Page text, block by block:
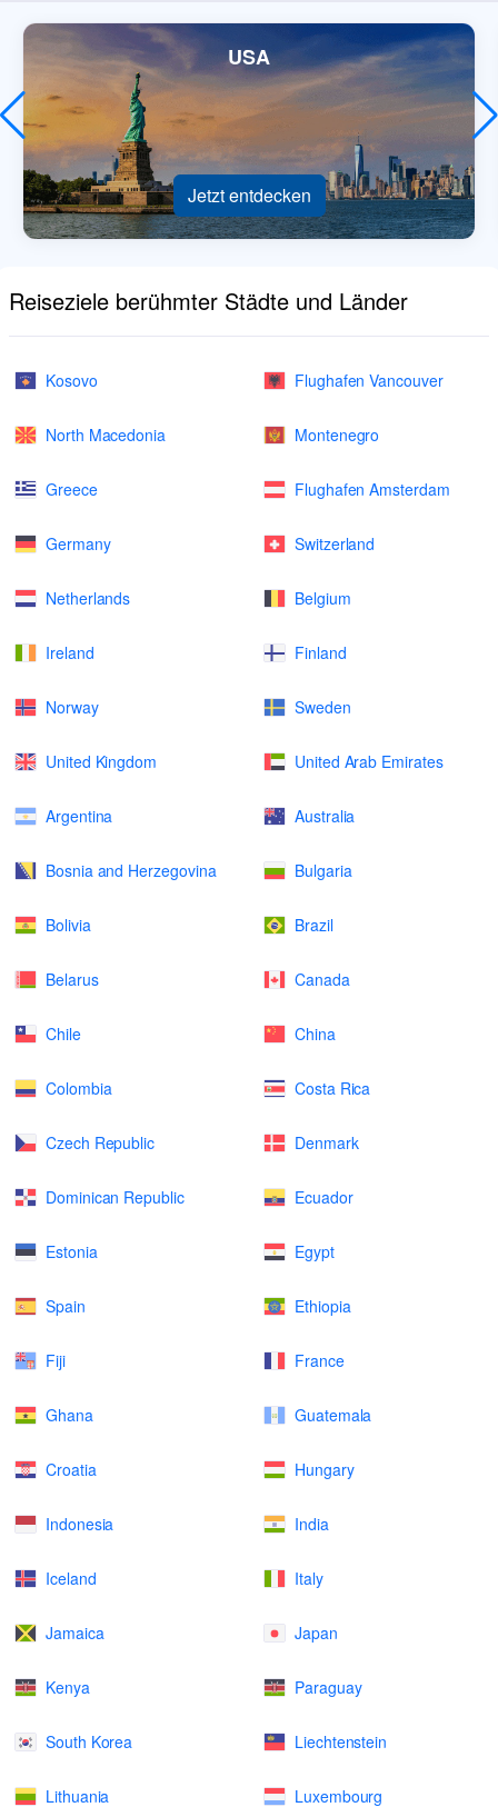
USA
Jetzt entdecken
Reiseziele berühmter Städte und Länder
Kosovo Flughafen Vancouver
North Macedonia Montenegro
Greece Flughafen Amsterdam
Germany Switzerland
Netherlands Belgium
Ireland Finland
Norway Sweden
United Kingdom United Arab Emirates
Argentina Australia
Bosnia and Herzegovina Bulgaria
Bolivia Brazil
Belarus Canada
Chile China
Colombia Costa Rica
Czech Republic Denmark
Dominican Republic Ecuador
Estonia Egypt
Spain Ethiopia
Fiji France
Ghana Guatemala
Croatia Hungary
Indonesia India
Iceland Italy
Jamaica Japan
Kenya Paraguay
South Korea Liechtenstein
Lithuania Luxembourg